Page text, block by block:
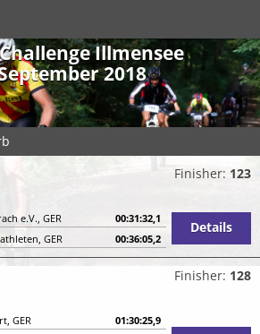
Illmensee
2018
e.V., GER
00:31:32,1
GER 00:36:05,2
Finisher: 123
Details
GER
01:30:25,9
Finisher: 128